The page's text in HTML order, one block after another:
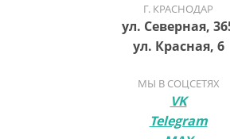
Г. КРАСНОДАР
ул. Северная,
ул. Красная, 6
МЫ В СОЦСЕТЯХ
VK
Telegram